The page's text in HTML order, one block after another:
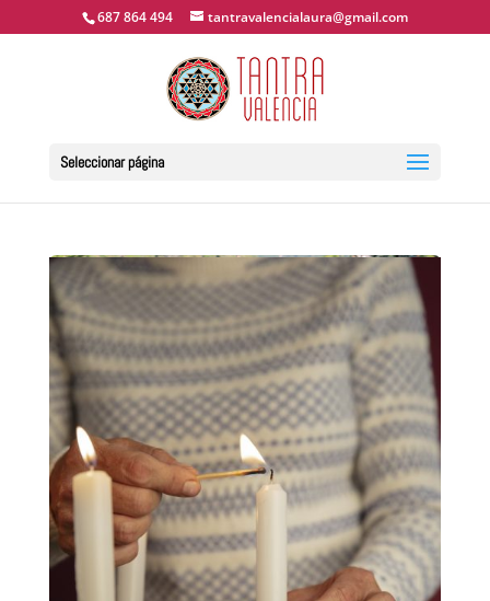
687 864 494 tantravalencialaura@gmail.com
Seleccionar página